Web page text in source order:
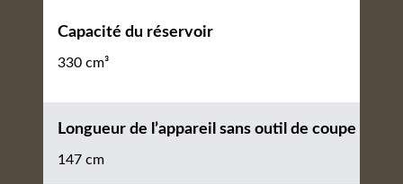
Capacité du réservoir
330 cm³
Longueur de l’appareil sans outil de coupe
147 cm